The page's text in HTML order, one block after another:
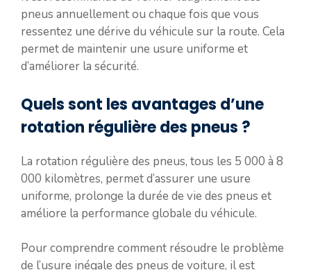
pneus annuellement ou chaque fois que vous
ressentez une dérive du véhicule sur la route. Cela
permet de maintenir une usure uniforme et
d’améliorer la sécurité.
Quels sont les avantages d’une
rotation régulière des pneus ?
La rotation régulière des pneus, tous les 5 000 à 8
000 kilomètres, permet d’assurer une usure
uniforme, prolonge la durée de vie des pneus et
améliore la performance globale du véhicule.
Pour comprendre comment résoudre le problème
de l’usure inégale des pneus de voiture, il est